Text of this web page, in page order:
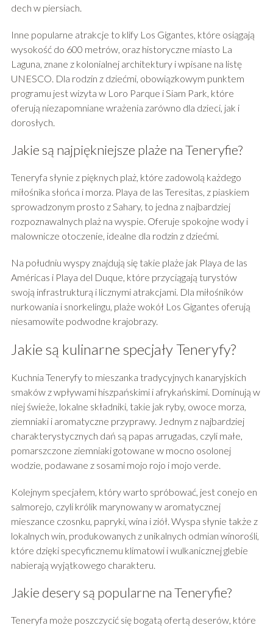
dech w piersiach.
Inne popularne atrakcje to klify Los Gigantes, które osiągają
wysokość do 600 metrów, oraz historyczne miasto La
Laguna, znane z kolonialnej architektury i wpisane na listę
UNESCO. Dla rodzin z dziećmi, obowiązkowym punktem
programu jest wizyta w Loro Parque i Siam Park, które
oferują niezapomniane wrażenia zarówno dla dzieci, jak i
dorosłych.
Jakie są najpiękniejsze plaże na Teneryfie?
Teneryfa słynie z pięknych plaż, które zadowolą każdego
miłośnika słońca i morza. Playa de las Teresitas, z piaskiem
sprowadzonym prosto z Sahary, to jedna z najbardziej
rozpoznawalnych plaż na wyspie. Oferuje spokojne wody i
malownicze otoczenie, idealne dla rodzin z dziećmi.
Na południu wyspy znajdują się takie plaże jak Playa de las
Américas i Playa del Duque, które przyciągają turystów
swoją infrastrukturą i licznymi atrakcjami. Dla miłośników
nurkowania i snorkelingu, plaże wokół Los Gigantes oferują
niesamowite podwodne krajobrazy.
Jakie są kulinarne specjały Teneryfy?
Kuchnia Teneryfy to mieszanka tradycyjnych kanaryjskich
smaków z wpływami hiszpańskimi i afrykańskimi. Dominują w
niej świeże, lokalne składniki, takie jak ryby, owoce morza,
ziemniaki i aromatyczne przyprawy. Jednym z najbardziej
charakterystycznych dań są papas arrugadas, czyli małe,
pomarszczone ziemniaki gotowane w mocno osolonej
wodzie, podawane z sosami mojo rojo i mojo verde.
Kolejnym specjałem, który warto spróbować, jest conejo en
salmorejo, czyli królik marynowany w aromatycznej
mieszance czosnku, papryki, wina i ziół. Wyspa słynie także z
lokalnych win, produkowanych z unikalnych odmian winorośli,
które dzięki specyficznemu klimatowi i wulkanicznej glebie
nabierają wyjątkowego charakteru.
Jakie desery są popularne na Teneryfie?
Teneryfa może poszczycić się bogatą ofertą deserów, które